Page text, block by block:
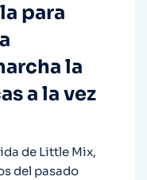
para
la
a la vez
de Little Mix,
del pasado